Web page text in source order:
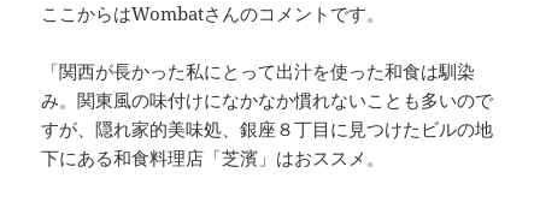
ここからはWombatさんのコメントです。
「関西が長かった私にとって出汁を使った和食は馴染
み。関東風の味付けになかなか慣れないことも多いので
すが、隠れ家的美味処、銀座８丁目に見つけたビルの地
下にある和食料理店「芝濱」はおススメ。